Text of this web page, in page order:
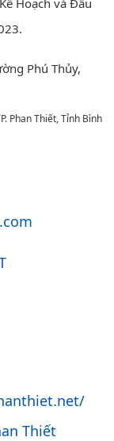
Phú Thủy,
Phan Thiết, Tỉnh Bình
Thiết